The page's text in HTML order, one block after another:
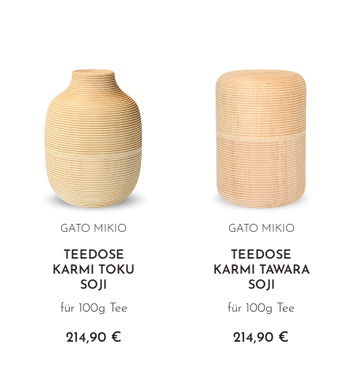
GATO MIKIO
TEEDOSE
KARMI TOKU
SOJI
für 100g Tee
214,90 €
GATO MIKIO
TEEDOSE
KARMI TAWARA
SOJI
für 100g Tee
214,90 €